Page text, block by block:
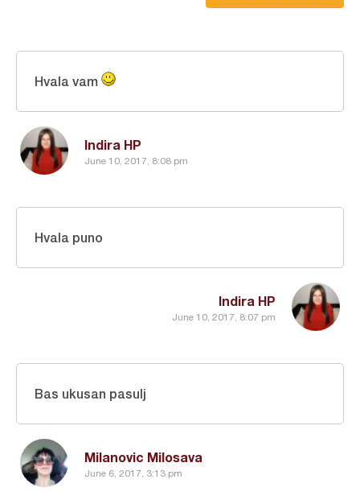
Indira HP
June 10, 2017, 8:08 pm
Hvala vam
Indira HP
June 10, 2017, 8:07 pm
Hvala puno
Milanovic Milosava
June 6, 2017, 3:13 pm
Bas ukusan pasulj